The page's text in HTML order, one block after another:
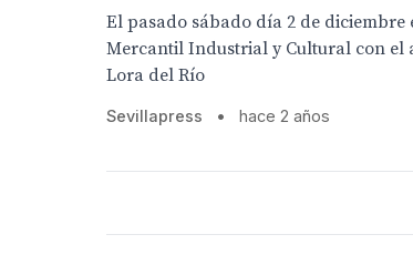
El pasado sábado día 2 de diciembre
Mercantil Industrial y Cultural con el
Lora del Río
Sevillapress • hace 2 años